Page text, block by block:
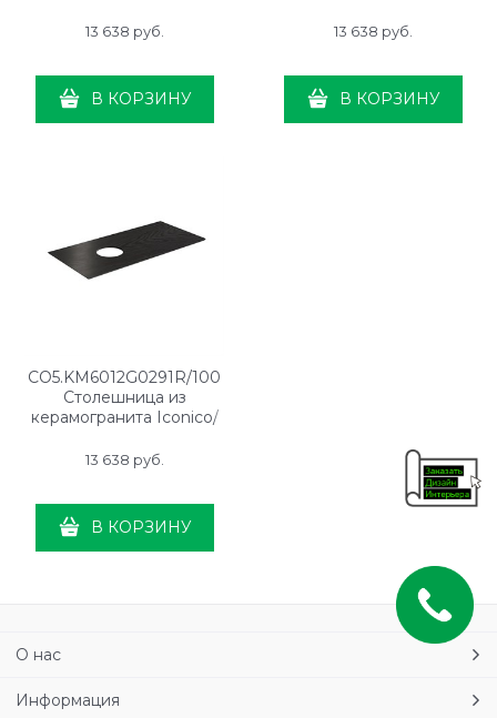
100 см, белая матовая, без
13 638 руб.
В КОРЗИНУ
см, черная матовая, без
13 638 руб.
В КОРЗИНУ
CO5.KM6012G0291R/100
Столешница из
керамогранита Iconico/
см, черная матовая, без
13 638 руб.
В КОРЗИНУ
О нас
Информация